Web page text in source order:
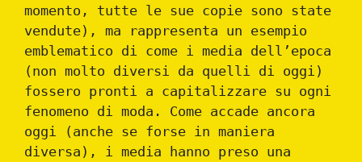
momento, tutte le sue copie sono state
vendute), ma rappresenta un esempio
emblematico di come i media dell’epoca
(non molto diversi da quelli di oggi)
fossero pronti a capitalizzare su ogni
fenomeno di moda. Come accade ancora
oggi (anche se forse in maniera
diversa), i media hanno preso una